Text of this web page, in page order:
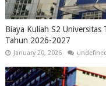
Biaya Kuliah S2
Tahun 2026-2027
January 20, 2026